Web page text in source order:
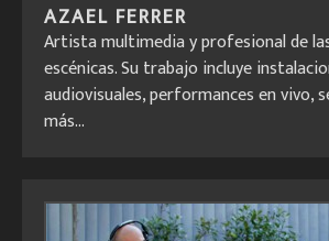
AZAEL FERRER
Artista multimedia y profesional de
escénicas. Su trabajo incluye
audiovisuales, performances en vivo,
más...